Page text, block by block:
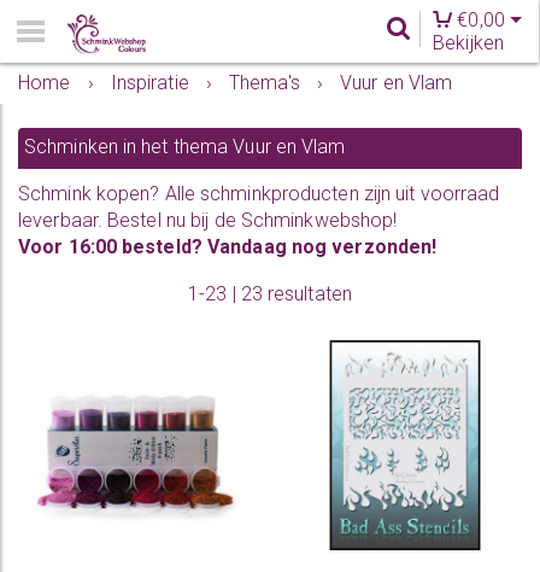
€0,00
Bekijken
Home
› Inspiratie › Thema's › Vuur en Vlam
Schminken in het thema Vuur en Vlam
Schminkkopen? Alle schminkproducten zijn uit voorraad
leverbaar. Bestel nu bij de Schminkwebshop!
Voor 16:00 besteld? Vandaag nog verzonden!
1-23 | 23 resultaten